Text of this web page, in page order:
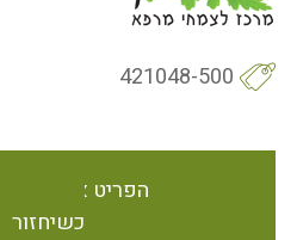
421048-500
הפריט אינו זמין
כשיחזור